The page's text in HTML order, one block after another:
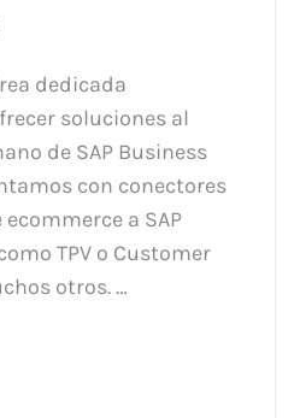
dedicada
soluciones al
de SAP Business
con conectores
a SAP
TPV o Customer
otros. …